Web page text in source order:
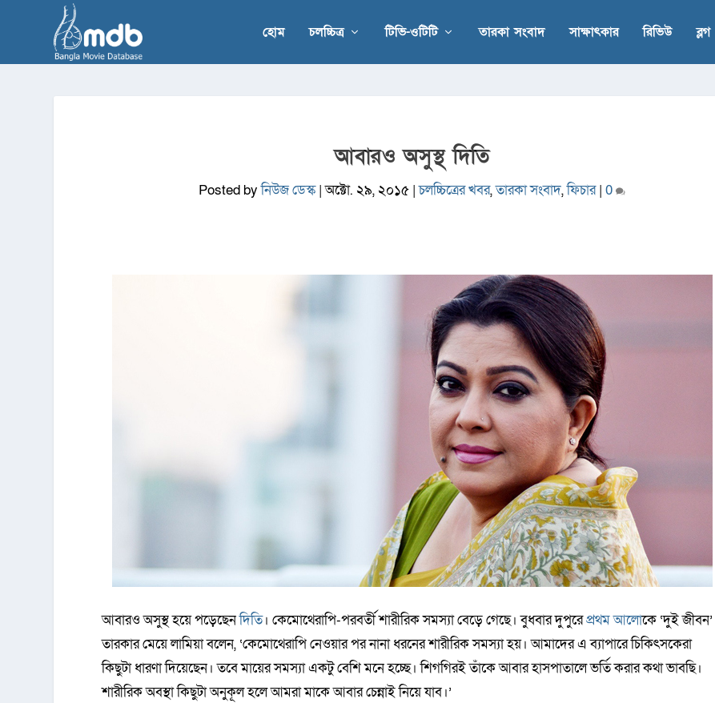
হোম চলচ্চিত্র টিভি-ওটিটি তারকা সংবাদ সাক্ষাৎকার রিভিউ ব্লগ
আবারও অসুস্থ দিতি
Posted byনিউজ ডেস্ক|অক্টো. ২৯, ২০১৫ |চলচ্চিত্রের খবর,তারকা সংবাদ,ফিচার|0
আবারও অসুস্থ হয়ে পড়েছেনদিতি। কেমোথেরাপি-পরবর্তী শারীরিক সমস্যা বেড়ে গেছে। বুধবার দুপুরেপ্রথম আলোকে ‘দুই জীবন’
তারকার মেয়ে লামিয়া বলেন, ‘কেমোথেরাপি নেওয়ার পর নানা ধরনের শারীরিক সমস্যা হয়। আমাদের এ ব্যাপারে চিকিৎসকেরা
কিছুটা ধারণা দিয়েছেন। তবে মায়ের সমস্যা একটু বেশি মনে হচ্ছে। শিগগিরই তাঁকে আবার হাসপাতালে ভর্তি করার কথা ভাবছি।
শারীরিক অবস্থা কিছুটা অনুকূল হলে আমরা মাকে আবার চেন্নাই নিয়ে যাব।’